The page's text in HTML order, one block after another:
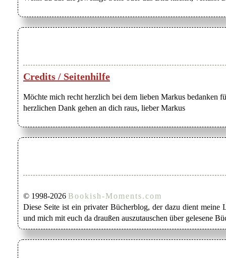
Credits / Seitenhilfe
Möchte mich recht herzlich bei dem lieben Markus bedanken
herzlichen Dank gehen an dich raus, lieber Markus
© 1998-2026 Bookish-Moments.com
Diese Seite ist ein privater Bücherblog, der dazu dient meine
und mich mit euch da draußen auszutauschen über gelesene